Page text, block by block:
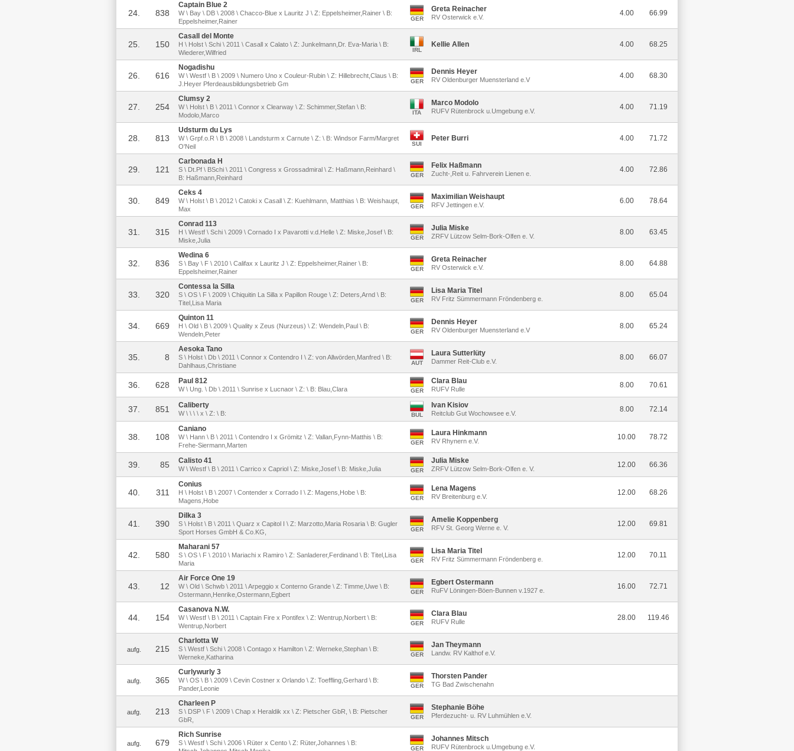
24. 838
Captain Blue 2
W \ Bay \ DB \ 2008 \ Chacco-Blue x Lauritz J \ Z: Eppelsheimer,Rainer \ B:
Eppelsheimer,Rainer
GER
Greta Reinacher
RV Osterwick e.V. 4.00 66.99
25. 150
Casall del Monte
H \ Holst \ Schi \ 2011 \ Casall x Calato \ Z: Junkelmann,Dr. Eva-Maria \ B:
Wiederer,Wilfried
IRL
Kellie Allen 4.00 68.25
26. 616
Nogadishu
W \ Westf \ B \ 2009 \ Numero Uno x Couleur-Rubin \ Z: Hillebrecht,Claus \ B:
J.Heyer Pferdeausbildungsbetrieb Gm
GER
Dennis Heyer
RV Oldenburger Muensterland e.V 4.00 68.30
27. 254
Clumsy 2
W \ Holst \ B \ 2011 \ Connor x Clearway \ Z: Schimmer,Stefan \ B:
Modolo,Marco
ITA
Marco Modolo
RUFV Rütenbrock u.Umgebung e.V. 4.00 71.19
28. 813
Udsturm du Lys
W \ Grpf.o.R \ B \ 2008 \ Landsturm x Carnute \ Z: \ B: Windsor Farm/Margret
O'Neil
SUI
Peter Burri 4.00 71.72
29. 121
Carbonada H
S \ Dt.Pf \ BSchi \ 2011 \ Congress x Grossadmiral \ Z: Haßmann,Reinhard \
B: Haßmann,Reinhard
GER
Felix Haßmann
Zucht-,Reit u. Fahrverein Lienen e. 4.00 72.86
30. 849
Ceks 4
W \ Holst \ B \ 2012 \ Catoki x Casall \ Z: Kuehlmann, Matthias \ B: Weishaupt,
Max
GER
Maximilian Weishaupt
RFV Jettingen e.V. 6.00 78.64
31. 315
Conrad 113
H \ Westf \ Schi \ 2009 \ Cornado I x Pavarotti v.d.Helle \ Z: Miske,Josef \ B:
Miske,Julia
GER
Julia Miske
ZRFV Lützow Selm-Bork-Olfen e. V. 8.00 63.45
32. 836
Wedina 6
S \ Bay \ F \ 2010 \ Califax x Lauritz J \ Z: Eppelsheimer,Rainer \ B:
Eppelsheimer,Rainer
GER
Greta Reinacher
RV Osterwick e.V. 8.00 64.88
33. 320
Contessa la Silla
S \ OS \ F \ 2009 \ Chiquitin La Silla x Papillon Rouge \ Z: Deters,Arnd \ B:
Titel,Lisa Maria
GER
Lisa Maria Titel
RV Fritz Sümmermann Fröndenberg e. 8.00 65.04
34. 669
Quinton 11
H \ Old \ B \ 2009 \ Quality x Zeus (Nurzeus) \ Z: Wendeln,Paul \ B:
Wendeln,Peter
GER
Dennis Heyer
RV Oldenburger Muensterland e.V 8.00 65.24
35. 8
Aesoka Tano
S \ Holst \ Db \ 2011 \ Connor x Contendro I \ Z: von Allwörden,Manfred \ B:
Dahlhaus,Christiane
AUT
Laura Sutterlüty
Dammer Reit-Club e.V. 8.00 66.07
36. 628 Paul 812
W \ Ung. \ Db \ 2011 \ Sunrise x Lucnaor \ Z: \ B: Blau,Clara GER
Clara Blau
RUFV Rulle 8.00 70.61
37. 851 Caliberty
W \ \ \ \ x \ Z: \ B: BUL
Ivan Kisiov
Reitclub Gut Wochowsee e.V. 8.00 72.14
38. 108
Caniano
W \ Hann \ B \ 2011 \ Contendro I x Grömitz \ Z: Vallan,Fynn-Matthis \ B:
Frehe-Siermann,Marten
GER
Laura Hinkmann
RV Rhynern e.V. 10.00 78.72
39. 85 Calisto 41
W \ Westf \ B \ 2011 \ Carrico x Capriol \ Z: Miske,Josef \ B: Miske,Julia GER
Julia Miske
ZRFV Lützow Selm-Bork-Olfen e. V. 12.00 66.36
40. 311
Conius
H \ Holst \ B \ 2007 \ Contender x Corrado I \ Z: Magens,Hobe \ B:
Magens,Hobe
GER
Lena Magens
RV Breitenburg e.V. 12.00 68.26
41. 390
Dilka 3
S \ Holst \ B \ 2011 \ Quarz x Capitol I \ Z: Marzotto,Maria Rosaria \ B: Gugler
Sport Horses GmbH & Co.KG,
GER
Amelie Koppenberg
RFV St. Georg Werne e. V. 12.00 69.81
42. 580
Maharani 57
S \ OS \ F \ 2010 \ Mariachi x Ramiro \ Z: Sanladerer,Ferdinand \ B: Titel,Lisa
Maria
GER
Lisa Maria Titel
RV Fritz Sümmermann Fröndenberg e. 12.00 70.11
43. 12
Air Force One 19
W \ Old \ Schwb \ 2011 \ Arpeggio x Conterno Grande \ Z: Timme,Uwe \ B:
Ostermann,Henrike,Ostermann,Egbert
GER
Egbert Ostermann
RuFV Löningen-Böen-Bunnen v.1927 e. 16.00 72.71
44. 154
Casanova N.W.
W \ Westf \ B \ 2011 \ Captain Fire x Pontifex \ Z: Wentrup,Norbert \ B:
Wentrup,Norbert
GER
Clara Blau
RUFV Rulle 28.00 119.46
aufg. 215
Charlotta W
S \ Westf \ Schi \ 2008 \ Contago x Hamilton \ Z: Werneke,Stephan \ B:
Werneke,Katharina
GER
Jan Theymann
Landw. RV Kalthof e.V.
aufg. 365
Curlywurly 3
W \ OS \ B \ 2009 \ Cevin Costner x Orlando \ Z: Toeffling,Gerhard \ B:
Pander,Leonie
GER
Thorsten Pander
TG Bad Zwischenahn
aufg. 213
Charleen P
S \ DSP \ F \ 2009 \ Chap x Heraldik xx \ Z: Pietscher GbR, \ B: Pietscher
GbR,
GER
Stephanie Böhe
Pferdezucht- u. RV Luhmühlen e.V.
aufg. 679
Rich Sunrise
S \ Westf \ Schi \ 2006 \ Rüter x Cento \ Z: Rüter,Johannes \ B:
GER
Johannes Mitsch
RUFV Rütenbrock u.Umgebung e.V.